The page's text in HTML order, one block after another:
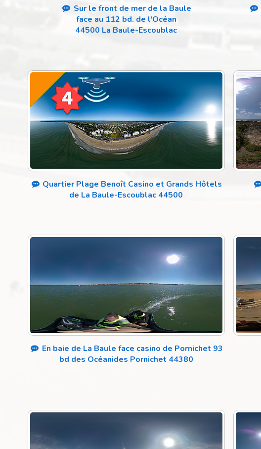
Sur le front de mer de la Baule
face au 112 bd. de l'Océan
44500 La Baule-Escoublac
Quartier Plage Benoît Casino et Grands Hôtels
de La Baule-Escoublac 44500
En baie de La Baule face casino de Pornichet 93
bd des Océanides Pornichet 44380